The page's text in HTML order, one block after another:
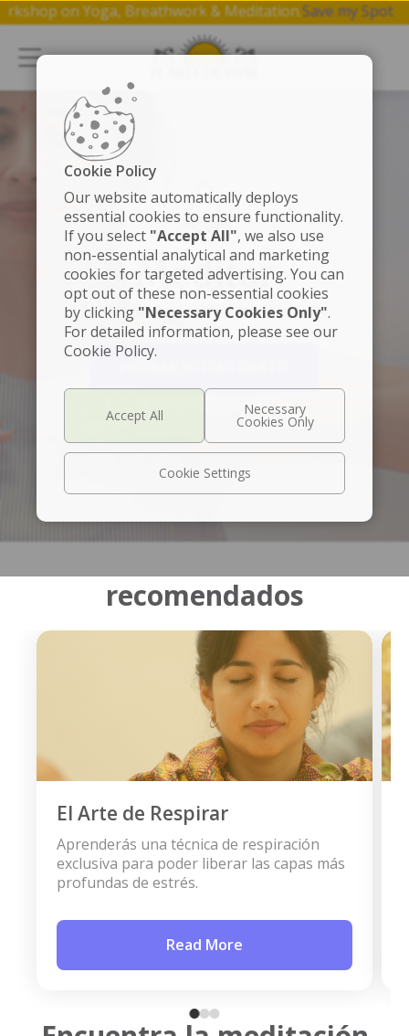
hr workshop on Yoga, Breathwork & Meditation.Save my
Meditar
Experimenta el verdadero descanso.
VER TRAILER
recomendados
El Arte de Respirar
Aprenderás una técnica de respiración
exclusiva para poder liberar las capas más
profundas de estrés.
Read More
Cookie Policy
Our website automatically deploys
essential cookies to ensure functionality.
If you select "Accept All", we also use
non-essential analytical and marketing
cookies for targeted advertising. You can
opt out of these non-essential cookies
by clicking "Necessary Cookies Only".
For detailed information, please see our
Cookie Policy.
Cookie Settings